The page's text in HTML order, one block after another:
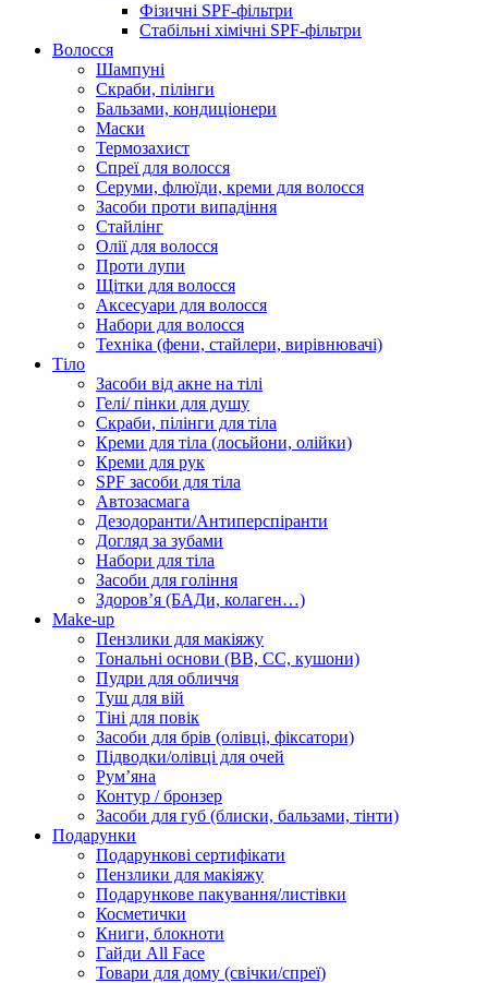
Фізичні SPF-фільтри
Стабільні хімічні SPF-фільтри
Волосся
Шампуні
Скраби, пілінги
Бальзами, кондиціонери
Маски
Термозахист
Спреї для волосся
Серуми, флюїди, креми для волосся
Засоби проти випадіння
Стайлінг
Олії для волосся
Проти лупи
Щітки для волосся
Аксесуари для волосся
Набори для волосся
Техніка (фени, стайлери, вирівнювачі)
Тіло
Засоби від акне на тілі
Гелі/ пінки для душу
Скраби, пілінги для тіла
Креми для тіла (лосьйони, олійки)
Креми для рук
SPF засоби для тіла
Автозасмага
Дезодоранти/Антиперспіранти
Догляд за зубами
Набори для тіла
Засоби для гоління
Здоровʼя (БАДи, колаген…)
Make-up
Пензлики для макіяжу
Тональні основи (BB, CC, кушони)
Пудри для обличчя
Туш для вій
Тіні для повік
Засоби для брів (олівці, фіксатори)
Підводки/олівці для очей
Румʼяна
Контур / бронзер
Засоби для губ (блиски, бальзами, тінти)
Подарунки
Подарункові сертифікати
Пензлики для макіяжу
Подарункове пакування/листівки
Косметички
Книги, блокноти
Гайди All Face
Товари для дому (свічки/спреї)